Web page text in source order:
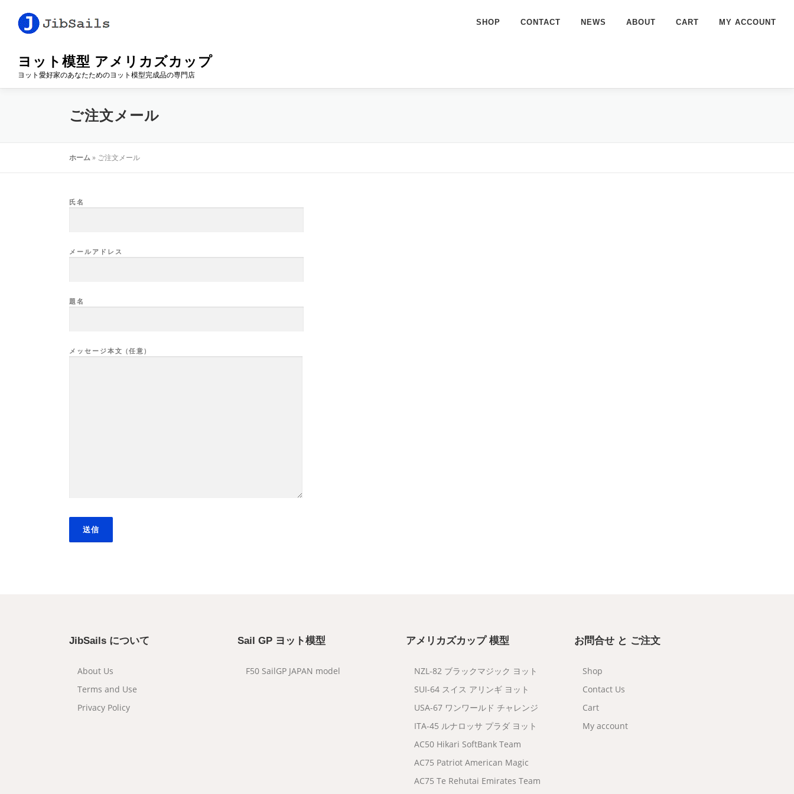
ス
ヨット模型 アメリカズカップ
ヨット愛好家のあなたためのヨット模型完成品の専門店
SHOP CONTACT NEWS ABOUT CART MY ACCOUNT
ご注文メール
ホーム» ご注文メール
氏名
メールアドレス
題名
メッセージ本文 (任意)
JibSails について
About Us
Terms and Use
Privacy Policy
Sail GP ヨット模型
F50 SailGP JAPAN model
アメリカズカップ 模型
NZL-82 ブラックマジック ヨット
SUI-64 スイス アリンギ ヨット
USA-67 ワンワールド チャレンジ
ITA-45 ルナロッサ プラダ ヨット
AC50 Hikari SoftBank Team
AC75 Patriot American Magic
AC75 Te Rehutai Emirates Team
お問合せ と ご注文
Shop
Contact Us
Cart
My account